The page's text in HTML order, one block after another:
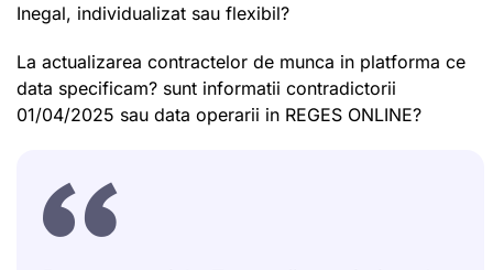
Inegal, individualizat sau flexibil?
La actualizarea contractelor de munca in platforma ce
data specificam? sunt informatii contradictorii
01/04/2025 sau data operarii in REGES ONLINE?